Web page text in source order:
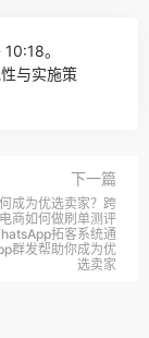
。
与实施策
下一篇
成为优选卖家？跨
商如何做刷单测评
拓客系统通
群发帮助你成为优
选卖家